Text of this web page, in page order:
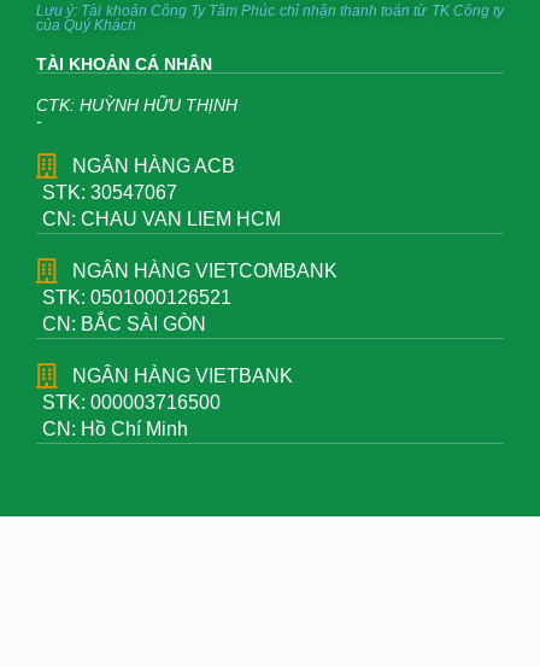
Lưu ý: Tài khoản Công Ty Tâm Phúc chỉ nhận thanh toán từ TK Công ty
của Quý Khách
TÀI KHOẢN CÁ NHÂN
CTK: HUỲNH HỮU THỊNH
-
NGÂN HÀNG ACB
STK: 30547067
CN: CHAU VAN LIEM HCM
NGÂN HÀNG VIETCOMBANK
STK: 0501000126521
CN: BẮC SÀI GÒN
NGÂN HÀNG VIETBANK
STK: 000003716500
CN: Hồ Chí Minh